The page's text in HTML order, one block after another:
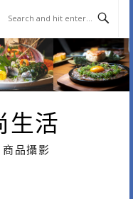
生活
品攝影